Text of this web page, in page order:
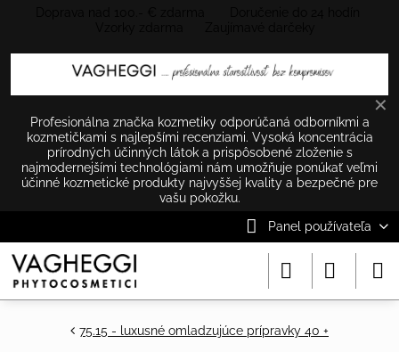
✕
Profesionálna značka kozmetiky odporúčaná odborníkmi a
kozmetičkami s najlepšími recenziami. Vysoká koncentrácia
prírodných účinných látok a prispôsobené zloženie s
najmodernejšími technológiami nám umožňuje ponúkať veľmi
účinné kozmetické produkty najvyššej kvality a bezpečné pre
vašu pokožku.
Panel používateľa
75.15 - luxusné omladzujúce prípravky 40 +